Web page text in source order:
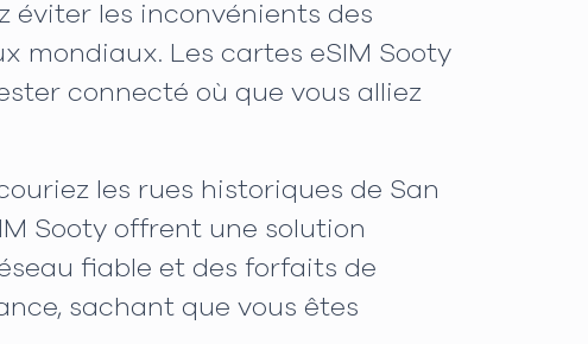
éviter les inconvénients des
mondiaux. Les cartes eSIM Sooty
connecté où que vous alliez
les rues historiques de San
Sooty offrent une solution
fiable et des forfaits de
sachant que vous êtes